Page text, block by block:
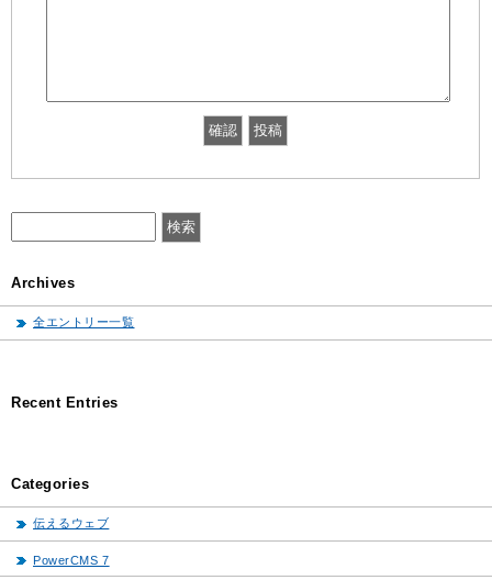
Archives
全エントリー一覧
Recent Entries
Categories
伝えるウェブ
PowerCMS 7